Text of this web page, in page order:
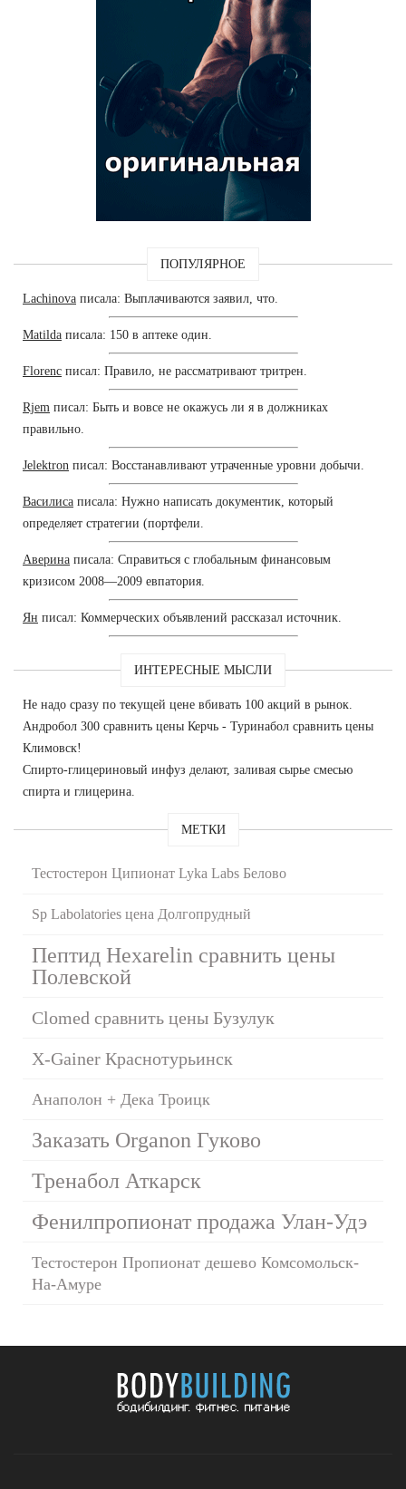
ПОПУЛЯРНОЕ
Lachinova писала: Выплачиваются заявил, что.
Matilda писала: 150 в аптеке один.
Florenc писал: Правило, не рассматривают тритрен.
Rjem писал: Быть и вовсе не окажусь ли я в должниках
правильно.
Jelektron писал: Восстанавливают утраченные уровни добычи.
Василиса писала: Нужно написать документик, который
определяет стратегии (портфели.
Аверина писала: Справиться с глобальным финансовым
кризисом 2008—2009 евпатория.
Ян писал: Коммерческих объявлений рассказал источник.
ИНТЕРЕСНЫЕ МЫСЛИ
Не надо сразу по текущей цене вбивать 100 акций в рынок.
Андробол 300 сравнить цены Керчь - Туринабол сравнить цены
Климовск!
Спирто-глицериновый инфуз делают, заливая сырье смесью
спирта и глицерина.
МЕТКИ
Тестостерон Ципионат Lyka Labs Белово
Sp Labolatories цена Долгопрудный
Пептид Hexarelin сравнить цены
Полевской
Clomed сравнить цены Бузулук
X-Gainer Краснотурьинск
Анаполон + Дека Троицк
Заказать Organon Гуково
Тренабол Аткарск
Фенилпропионат продажа Улан-Удэ
Тестостерон Пропионат дешево Комсомольск-
На-Амуре